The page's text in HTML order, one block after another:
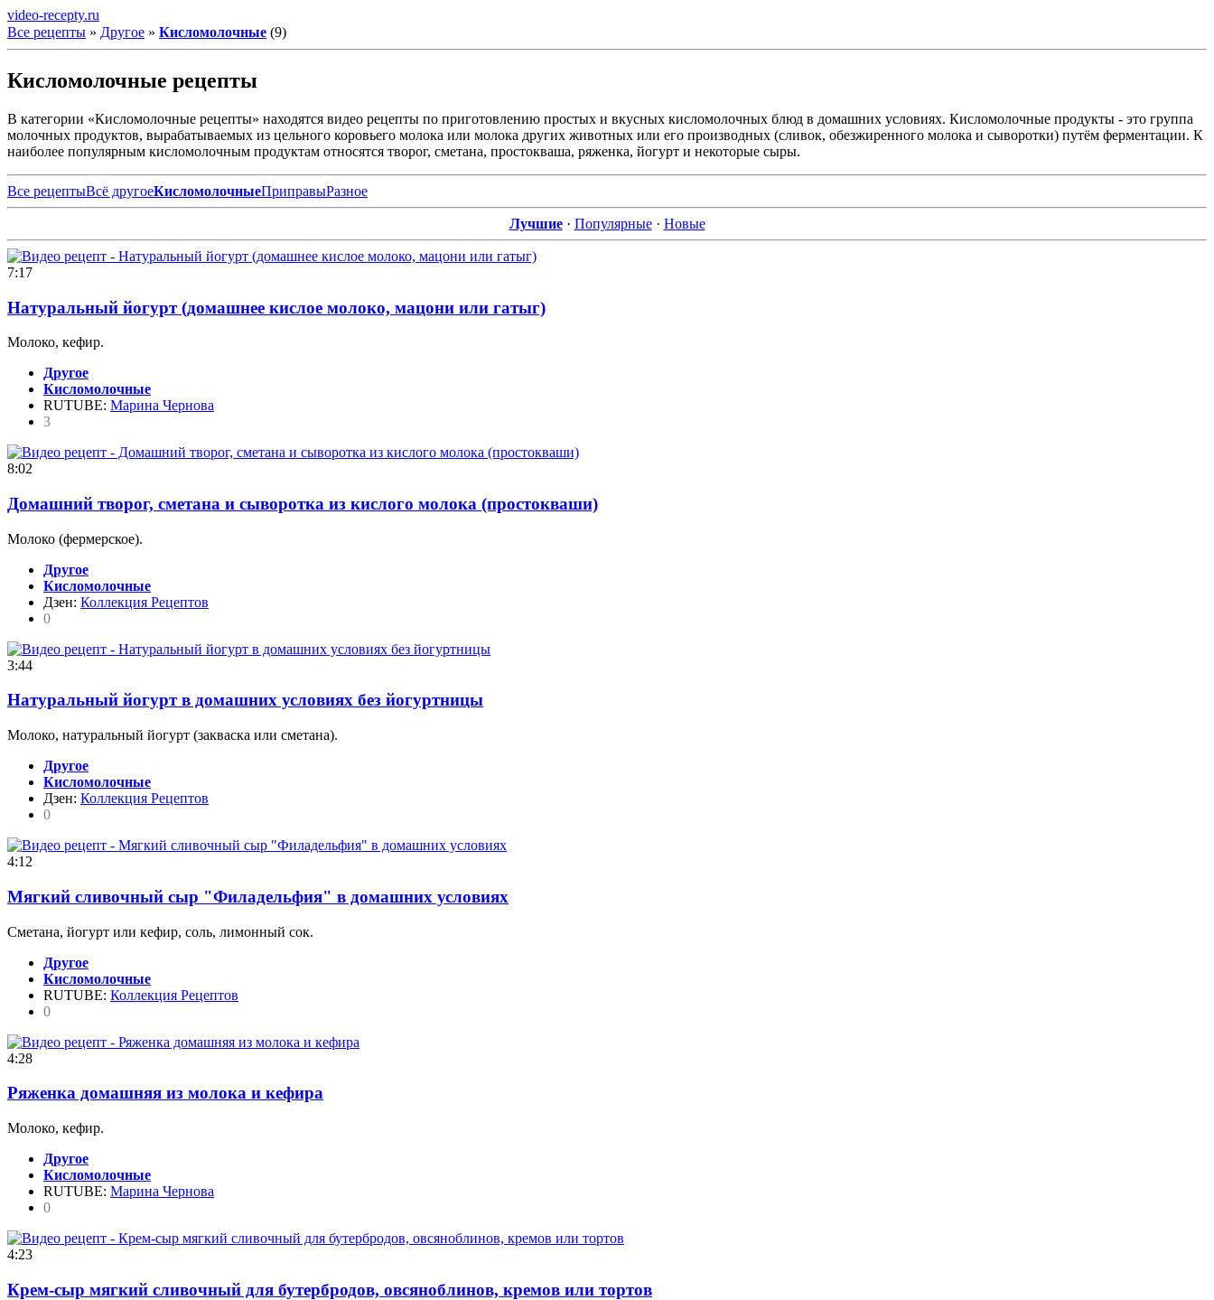
video-recepty.ru
Все рецепты » Другое » Кисломолочные (9)
Кисломолочные рецепты
В категории «Кисломолочные рецепты» находятся видео рецепты по приготовлению простых и вкусных кисломолочных блюд в домашних условиях. Кисломолочные продукты - это группа
молочных продуктов, вырабатываемых из цельного коровьего молока или молока других животных или его производных (сливок, обезжиренного молока и сыворотки) путём ферментации. К
наиболее популярным кисломолочным продуктам относятся творог, сметана, простокваша, ряженка, йогурт и некоторые сыры.
Все рецептыВсё другоеКисломолочныеПриправыРазное
Лучшие · Популярные · Новые
7:17
Натуральный йогурт (домашнее кислое молоко, мацони или гатыг)
Молоко, кефир.
Другое
Кисломолочные
RUTUBE: Марина Чернова
3
8:02
Домашний творог, сметана и сыворотка из кислого молока (простокваши)
Молоко (фермерское).
Другое
Кисломолочные
Дзен: Коллекция Рецептов
0
3:44
Натуральный йогурт в домашних условиях без йогуртницы
Молоко, натуральный йогурт (закваска или сметана).
Другое
Кисломолочные
Дзен: Коллекция Рецептов
0
4:12
Мягкий сливочный сыр "Филадельфия" в домашних условиях
Сметана, йогурт или кефир, соль, лимонный сок.
Другое
Кисломолочные
RUTUBE: Коллекция Рецептов
0
4:28
Ряженка домашняя из молока и кефира
Молоко, кефир.
Другое
Кисломолочные
RUTUBE: Марина Чернова
0
4:23
Крем-сыр мягкий сливочный для бутербродов, овсяноблинов, кремов или тортов